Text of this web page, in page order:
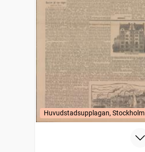
Huvudstadsupplagan, Stockholm